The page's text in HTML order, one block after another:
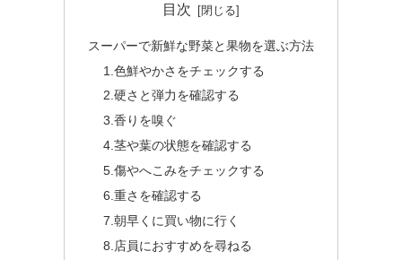
目次
スーパーで新鮮な野菜と果物を選ぶ方法
1.色鮮やかさをチェックする
2.硬さと弾力を確認する
3.香りを嗅ぐ
4.茎や葉の状態を確認する
5.傷やへこみをチェックする
6.重さを確認する
7.朝早くに買い物に行く
8.店員におすすめを尋ねる